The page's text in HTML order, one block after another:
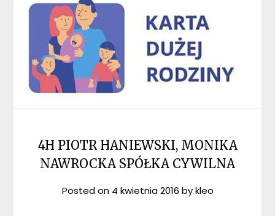
4H PIOTR HANIEWSKI, MONIKA
NAWROCKA SPÓŁKA CYWILNA
Posted on 4 kwietnia 2016 bykleo